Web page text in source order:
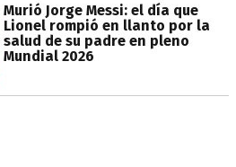
Murió Jorge Messi: el día que
Lionel rompió en llanto por la
salud de su padre en pleno
Mundial 2026